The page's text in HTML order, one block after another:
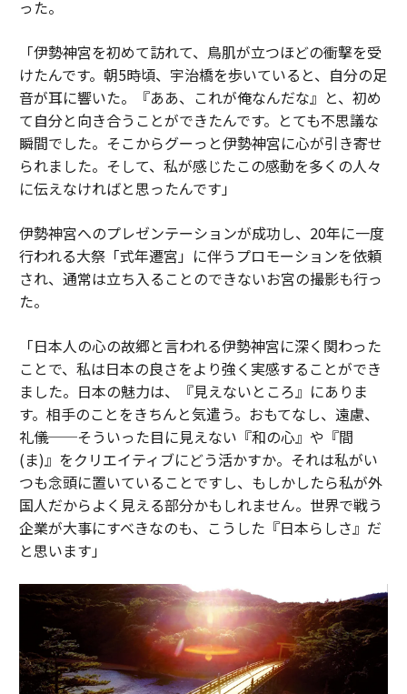
った。
「伊勢神宮を初めて訪れて、鳥肌が立つほどの衝撃を受
けたんです。朝5時頃、宇治橋を歩いていると、自分の足
音が耳に響いた。『ああ、これが俺なんだな』と、初め
て自分と向き合うことができたんです。とても不思議な
瞬間でした。そこからグーっと伊勢神宮に心が引き寄せ
られました。そして、私が感じたこの感動を多くの人々
に伝えなければと思ったんです」
伊勢神宮へのプレゼンテーションが成功し、20年に一度
行われる大祭「式年遷宮」に伴うプロモーションを依頼
され、通常は立ち入ることのできないお宮の撮影も行っ
た。
「日本人の心の故郷と言われる伊勢神宮に深く関わった
ことで、私は日本の良さをより強く実感することができ
ました。日本の魅力は、『見えないところ』にありま
す。相手のことをきちんと気遣う。おもてなし、遠慮、
礼儀──そういった目に見えない『和の心』や『間
(ま)』をクリエイティブにどう活かすか。それは私がい
つも念頭に置いていることですし、もしかしたら私が外
国人だからよく見える部分かもしれません。世界で戦う
企業が大事にすべきなのも、こうした『日本らしさ』だ
と思います」